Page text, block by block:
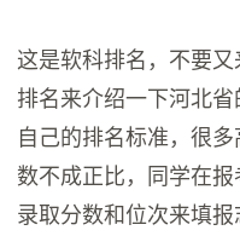
这是软科排名，不要
排名来介绍一下河北
自己的排名标准，很
数不成正比，同学在
录取分数和位次来填报